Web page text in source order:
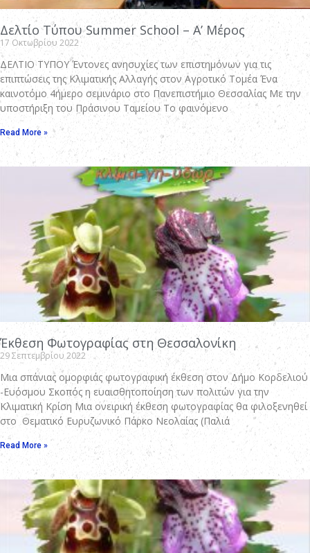
Δελτίο Τύπου Summer School – Α’ Μέρος
17 Οκτωβρίου 2022
ΔΕΛΤΙΟ ΤΥΠΟΥ Έντονες ανησυχίες των επιστημόνων για τις
επιπτώσεις της Κλιματικής Αλλαγής στον Αγροτικό Τομέα Ένα
καινοτόμο 4ήμερο σεμινάριο στο Πανεπιστήμιο Θεσσαλίας Με την
υποστήριξη του Πράσινου Ταμείου Το φαινόμενο
Read More »
Έκθεση Φωτογραφίας στη Θεσσαλονίκη
29 Σεπτεμβρίου 2022
Μια σπάνιας ομορφιάς φωτογραφική έκθεση στον Δήμο Κορδελιού
-Ευόσμου Σκοπός η ευαισθητοποίηση των πολιτών για την
Κλιματική Κρίση Μια ονειρική έκθεση φωτογραφίας θα φιλοξενηθεί
στο Θεματικό Ευρυζωνικό Πάρκο Νεολαίας (Παλιά
Read More »